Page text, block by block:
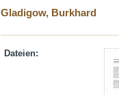
Gladigow, Burkhard
Dateien: